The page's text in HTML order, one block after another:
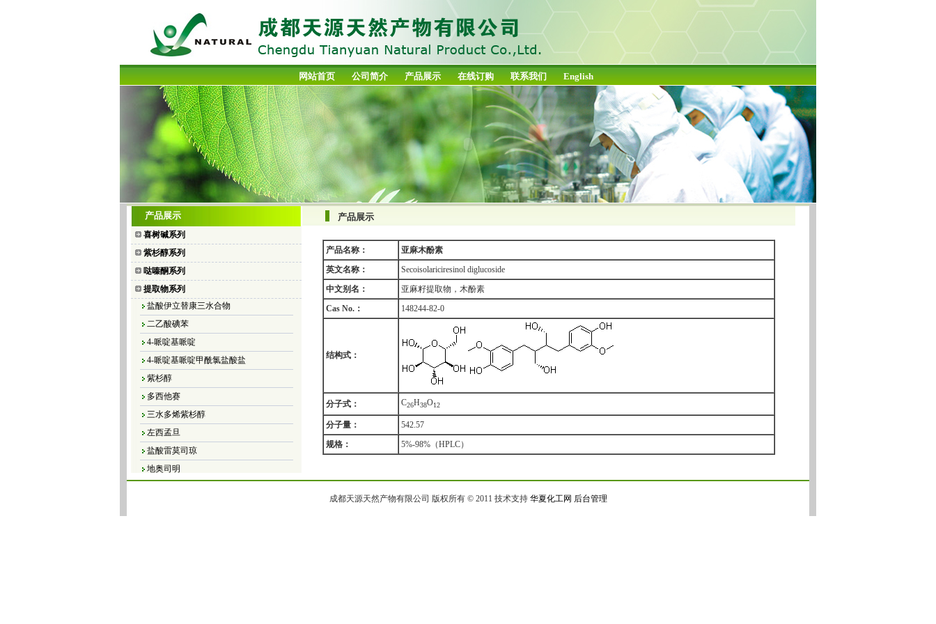
网站首页 公司简介 产品展示 在线订购 联系我们 English
产品展示
喜树碱系列
紫杉醇系列
哒嗪酮系列
提取物系列
喜树碱
10-羟基喜树碱
7-乙基喜树碱
7-乙基-10-羟基喜树碱
盐酸拓扑替康
盐酸伊立替康三水合物
二乙酸碘苯
4-哌啶基哌啶
4-哌啶基哌啶甲酰氯盐酸盐
紫杉醇
多西他赛
三水多烯紫杉醇
左西孟旦
盐酸雷莫司琼
地奥司明
4，5-二氯-3（2H）-哒嗪酮
产品展示
产品名称：
亚麻木酚素
英文名称：
Secoisolariciresinol diglucoside
中文别名：
亚麻籽提取物，木酚素
Cas No.：
148244-82-0
结构式：
分子式： C26H38O12
分子量：
542.57
规格：
5%-98%（HPLC）
成都天源天然产物有限公司 版权所有 © 2011 技术支持 华夏化工网 后台管理